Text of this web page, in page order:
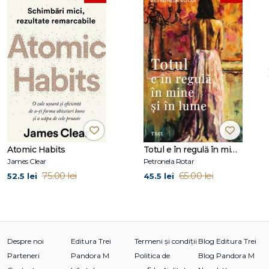
Atomic Habits
James Clear
52.5 lei 75.00 lei
Totul e în regulă în mine și în lume
Petronela Rotar
45.5 lei 65.00 lei
Despre noi
Parteneri
Editura Trei
Pandora M
Termeni și condiții
Politica de
Blog Editura Trei
Blog Pandora M